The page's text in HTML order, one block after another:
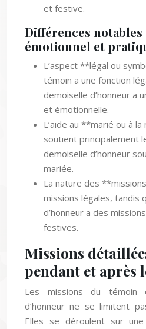
et festive.
Différences notables
émotionnel et
L’aspect **légal ou
témoin a une fonction
demoiselle d’honneur a
et émotionnelle.
L’aide au **marié ou à
soutient principalement
demoiselle d’honneur
mariée.
La nature des
missions légales, tandis
d’honneur a des
festives.
Missions
pendant et après
Les missions du
d’honneur ne se limitent
Elles se déroulent sur